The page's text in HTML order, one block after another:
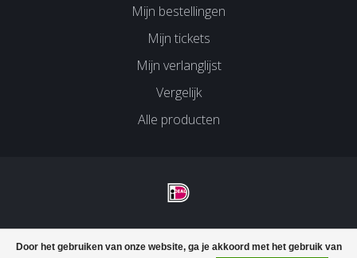
Door het gebruiken van onze website, ga je akkoord met het gebruik van
Mijn bestellingen
Mijn tickets
Mijn verlanglijst
Vergelijk
Alle producten
© Copyright 2026 Velco Huissen - Powered byLightspeed-